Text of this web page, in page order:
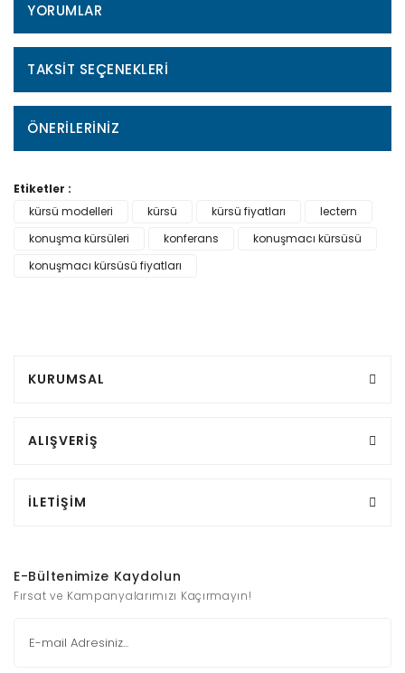
YORUMLAR
TAKSIT SEÇENEKLERI
ÖNERILERINIZ
Etiketler :
kürsü modelleri
kürsü kürsü fiyatları
lectern
konuşma kürsüleri
konferans
konuşmacı kürsüsü
konuşmacı kürsüsü fiyatları
KURUMSAL
ALIŞVERİŞ
İLETİŞİM
E-Bültenimize Kaydolun
Fırsat ve Kampanyalarımızı Kaçırmayın!